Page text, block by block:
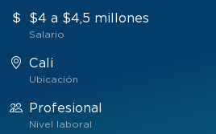
$4 a $4,5 millones
Salario
Cali
Ubicación
Profesional
Nivel laboral